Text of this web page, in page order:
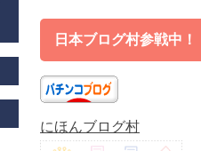
日本ブログ村参戦中！
にほんブログ村